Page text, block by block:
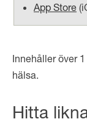
App Store (
Innehåller över
hälsa.
Hitta